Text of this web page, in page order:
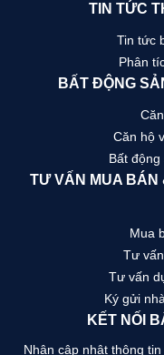
TIN TỨC
Tin tức
Phân
BẤT ĐỘNG
Căn hộ
Bất
TƯ VẤN MUA
Mua
Tư
Tư vấn
Ký gửi
KẾT NỐI
Nhận cập nhật thông